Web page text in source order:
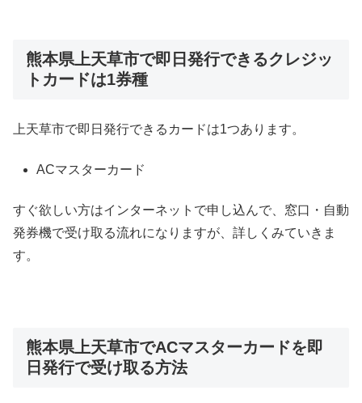
熊本県上天草市で即日発行できるクレジッ
トカードは1券種
上天草市で即日発行できるカードは1つあります。
ACマスターカード
すぐ欲しい方はインターネットで申し込んで、窓口・自動
発券機で受け取る流れになりますが、詳しくみていきま
す。
熊本県上天草市でACマスターカードを即
日発行で受け取る方法